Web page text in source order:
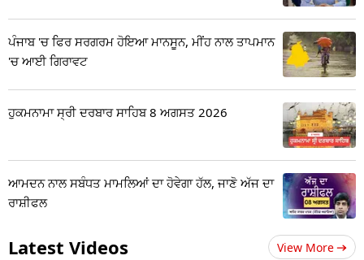
ਪੰਜਾਬ 'ਚ ਫਿਰ ਸਰਗਰਮ ਹੋਇਆ ਮਾਨਸੂਨ, ਮੀਂਹ ਨਾਲ ਤਾਪਮਾਨ
'ਚ ਆਈ ਗਿਰਾਵਟ
ਹੁਕਮਨਾਮਾ ਸ੍ਰੀ ਦਰਬਾਰ ਸਾਹਿਬ 8 ਅਗਸਤ 2026
ਆਮਦਨ ਨਾਲ ਸਬੰਧਤ ਮਾਮਲਿਆਂ ਦਾ ਹੋਵੇਗਾ ਹੱਲ, ਜਾਣੋ ਅੱਜ ਦਾ
ਰਾਸ਼ੀਫਲ
Latest Videos View More